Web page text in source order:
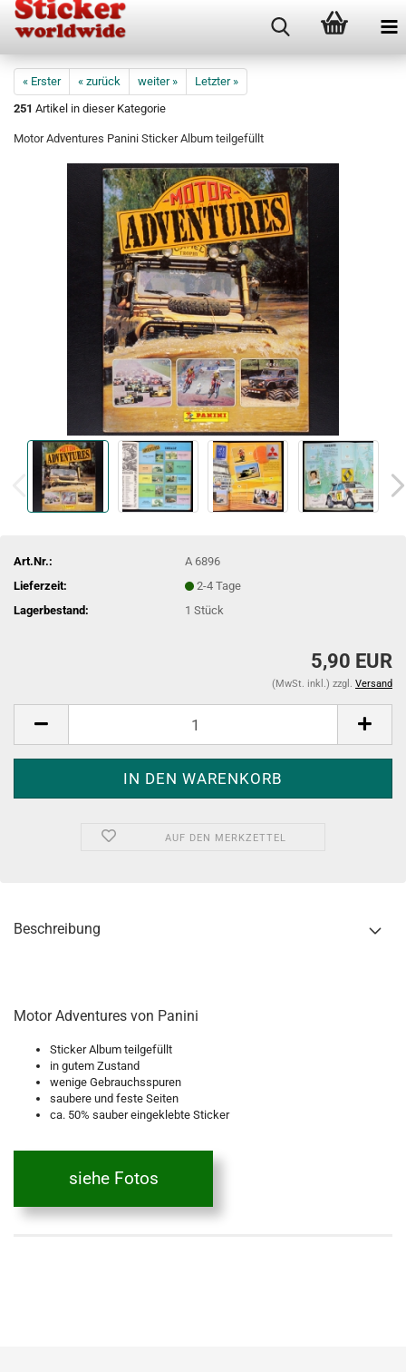
« Erster « zurück weiter »
Letzter »
251 Artikel in dieser Kategorie
Motor Adventures Panini Sticker Album teilgefüllt
Art.Nr.:
A 6896
Lieferzeit:
2-4 Tage
Lagerbestand:
1Stück
5,90 EUR
(MwSt. inkl.) zzgl. Versand
AUF DEN MERKZETTEL
Beschreibung
Motor Adventures von Panini
Sticker Album teilgefüllt
in gutem Zustand
wenige Gebrauchsspuren
saubere und feste Seiten
ca. 50% sauber eingeklebte Sticker
siehe Fotos